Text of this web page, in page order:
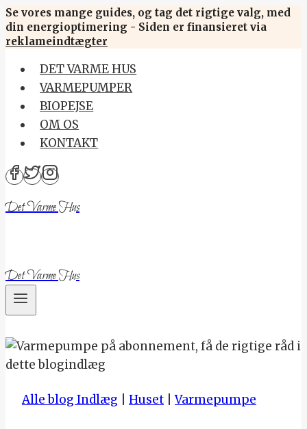
Skip
to
content
Se vores mange guides, og tag det rigtige valg, med
din energioptimering - Siden er finansieret via
reklameindtægter
DET VARME HUS
VARMEPUMPER
BIOPEJSE
OM OS
KONTAKT
Det Varme Hus
Det Varme Hus
Alle blog Indlæg Huset |Varmepumpe